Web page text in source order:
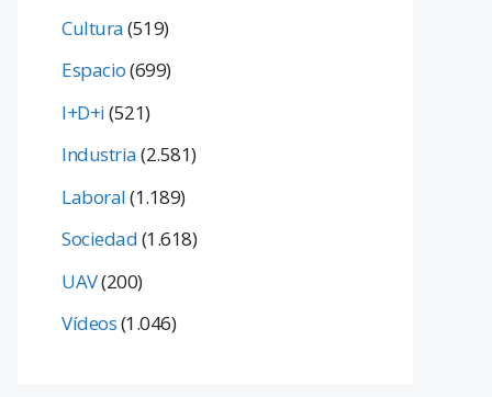
Cultura(519)
Espacio(699)
I+D+i(521)
Industria(2.581)
Laboral(1.189)
Sociedad(1.618)
UAV(200)
Vídeos(1.046)